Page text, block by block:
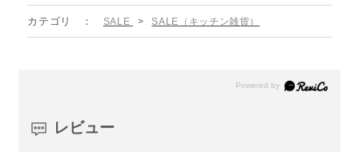
カテゴリ SALE > SALE（キッチン雑貨）
レビュー